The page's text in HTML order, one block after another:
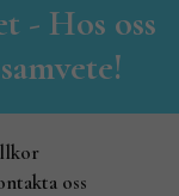
- Hos oss
oss